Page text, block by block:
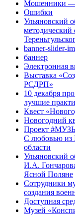
Мошенники —
Ошибки
Ульяновский
методический
banner-slider-
баннер
Электронная
Выставка
РСДРП»
10 декабря
лучшие
Квест
Новогодний
Проект
С любовью из
области
Ульяновский
И.А.
Ясной Поляне
Сотрудники
создания
Доступная
Музей